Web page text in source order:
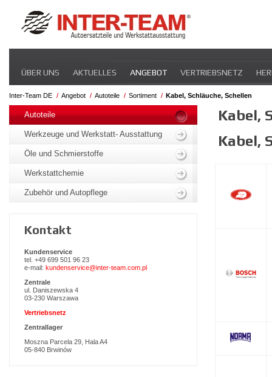
überspringen
ÜBER UNS AKTUELLES ANGEBOT VERTRIEBSNETZ
Inter-Team DE Angebot Autoteile Sortiment Kabel, Schläuche, Schellen
Kabel,
Kabel,
Navigation
überspringen
Autoteile
Werkzeuge und Werkstatt- Ausstattung
Öle und Schmierstoffe
Werkstattchemie
Zubehör und Autopflege
Kontakt
Kundenservice
tel. +49 699 501 96 23
e-mail: kundenservice@inter-team.com.pl
Zentrale
ul. Daniszewska 4
03-230 Warszawa
Vertriebsnetz
Zentrallager
Moszna Parcela 29, Hala A4
05-840 Brwinów